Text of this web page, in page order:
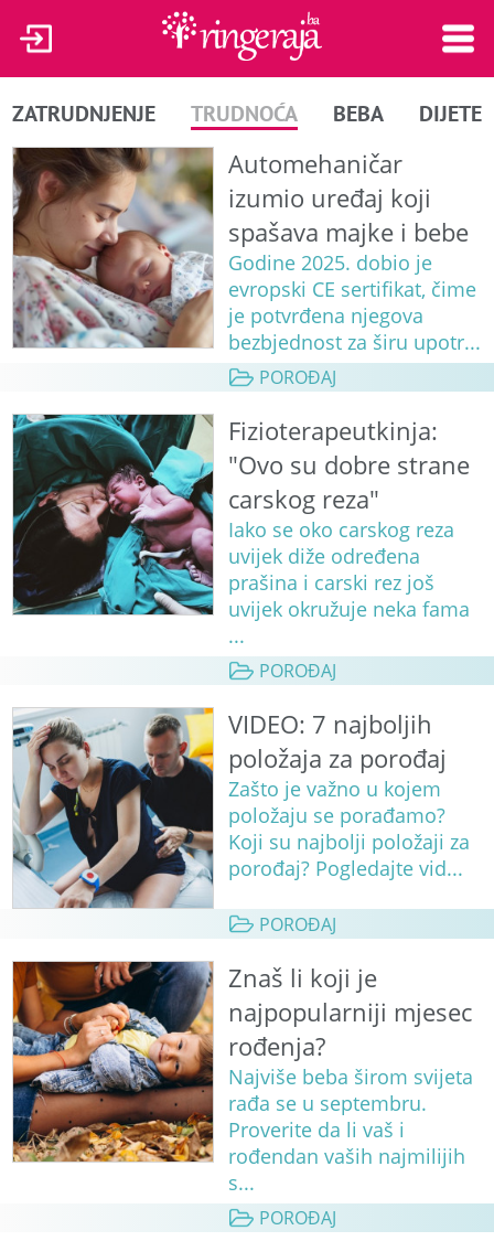
ZATRUDNJENJE TRUDNOĆA BEBA DIJETE
Automehaničar
izumio uređaj koji
spašava majke i bebe
Godine 2025. dobio je
evropski CE sertifikat, čime
je potvrđena njegova
bezbjednost za širu upotr...
POROĐAJ
Fizioterapeutkinja:
"Ovo su dobre strane
carskog reza"
Iako se oko carskog reza
uvijek diže određena
prašina i carski rez još
uvijek okružuje neka fama
...
POROĐAJ
VIDEO: 7 najboljih
položaja za porođaj
Zašto je važno u kojem
položaju se porađamo?
Koji su najbolji položaji za
porođaj? Pogledajte vid...
POROĐAJ
Znaš li koji je
najpopularniji mjesec
rođenja?
Najviše beba širom svijeta
rađa se u septembru.
Proverite da li vaš i
rođendan vaših najmilijih
s...
POROĐAJ